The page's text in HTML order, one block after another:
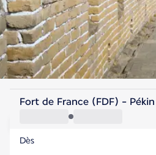
Chine
Beijing
Chine
Fort de France (FDF) - Pékin
Dès